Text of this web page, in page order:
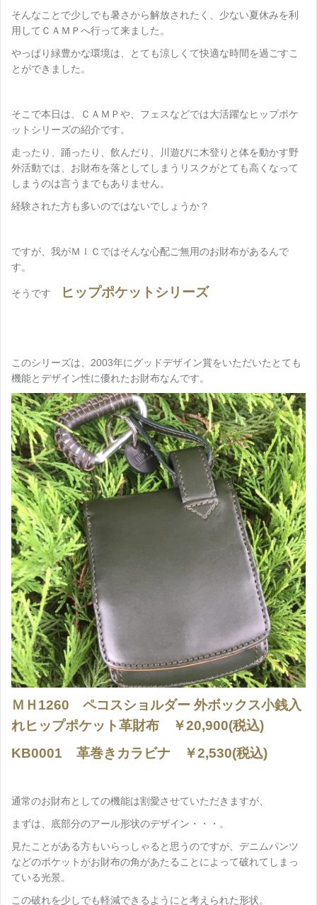
そんなことで少しでも暑さから解放されたく、少ない夏休みを利
用してＣＡＭＰへ行って来ました。
やっぱり緑豊かな環境は、とても涼しくて快適な時間を過ごすこ
とができました。
そこで本日は、ＣＡＭＰや、フェスなどでは大活躍なヒップポケ
ットシリーズの紹介です。
走ったり、踊ったり、飲んだり、川遊びに木登りと体を動かす野
外活動では、お財布を落としてしまうリスクがとても高くなって
しまうのは言うまでもありません。
経験された方も多いのではないでしょうか？
ですが、我がＭＩＣではそんな心配ご無用のお財布があるんで
す。
そうです ヒップポケットシリーズ
このシリーズは、2003年にグッドデザイン賞をいただいたとても
機能とデザイン性に優れたお財布なんです。
ＭＨ1260 ペコスショルダー 外ボックス小銭入
れヒップポケット革財布 ￥20,900(税込)
KB0001 革巻きカラビナ ￥2,530(税込)
通常のお財布としての機能は割愛させていただきますが、
まずは、底部分のアール形状のデザイン・・・。
見たことがある方もいらっしゃると思うのですが、デニムパンツ
などのポケットがお財布の角があたることによって破れてしまっ
ている光景。
この破れを少しでも軽減できるようにと考えられた形状。